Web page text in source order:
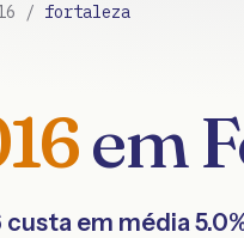
/ fortaleza
em
custa em média5.0